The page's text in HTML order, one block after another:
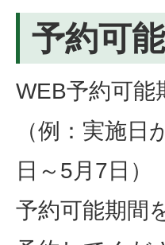
予約可
WEB予約可
（例：実施
日～5月7日）
予約可能期間